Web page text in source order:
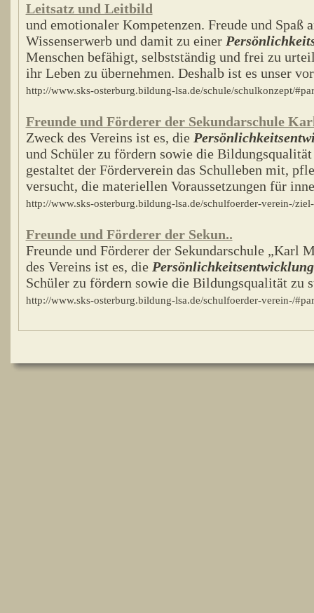
Leitsatz und Leitbild
und emotionaler Kompetenzen. Freude und Spaß
Wissenserwerb und damit zu einer
Menschen befähigt, selbstständig und frei zu
ihr Leben zu übernehmen. Deshalb ist es unser
http://www.sks-osterburg.bildung-lsa.de/schule/schulkonzept/
Freunde und Förderer der Sekundarschule
Zweck des Vereins ist es, die
und Schüler zu fördern sowie die
gestaltet der Förderverein das Schulleben mit,
versucht, die materiellen Voraussetzungen für
http://www.sks-osterburg.bildung-lsa.de/schulfoerder-verein-/
Freunde und Förderer der Sekun..
Freunde und Förderer der Sekundarschule „Karl
des Vereins ist es, die Persönlichkeitsentwicklung
Schüler zu fördern sowie die Bildungsqualität zu
http://www.sks-osterburg.bildung-lsa.de/schulfoerder-verein-/